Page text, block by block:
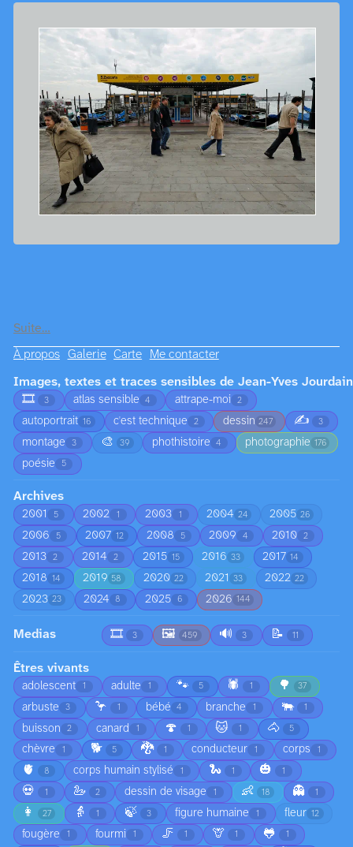
Suite…
À propos Galerie Carte Me contacter
Images, textes et traces sensibles de Jean-Yves Jourdain
🎞️
3 atlas sensible 4 attrape-moi 2
autoportrait 16 c'est technique 2 dessin 247 ✍️ 3
montage 3 🎨 39 phothistoire 4 photographie 176
poésie 5
Archives
2001 5 2002 1 2003 1 2004 24 2005 26
2006 5 2007 12 2008 5 2009 4 2010 2
2013 2 2014 2 2015 15 2016 33 2017 14
2018 14 2019 58 2020 22 2021 33 2022 22
2023 23 2024 8 2025 6 2026 144
Medias 🎞️ 3 🖼️ 459 🔊 3 📝 11
Êtres vivants
adolescent 1 adulte 1 🐾 5 🕷️ 1 🌳 37
arbuste 3 🦩 1 bébé 4 branche 1 🐃 1
buisson 2 canard 1 🍄 1 🐱 1 🐴 5
chèvre 1 🐕 5 🐉 1 conducteur 1 corps 1
🫀 8 corps humain stylisé 1 🐍 1 🎃 1
💀 1 🦢 2 dessin de visage 1 👶 18 👻 1
👩 27 👵 1 🍃 3 figure humaine 1 fleur 12
fougère 1 fourmi 1 🦵 1 🦒 1 🐸 1